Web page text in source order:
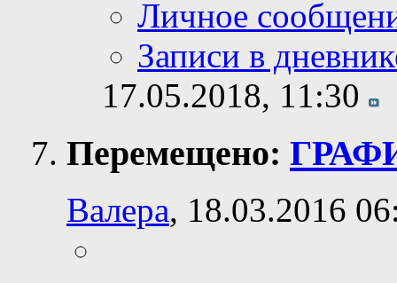
Личное
Записи в
17.05.2018, 11:30
Перемещено:
Валера, 18.03.2016